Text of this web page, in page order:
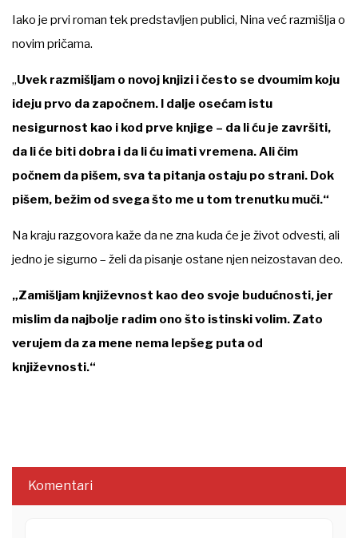
Iako je prvi roman tek predstavljen publici, Nina već razmišlja o
novim pričama.
„Uvek razmišljam o novoj knjizi i često se dvoumim koju
ideju prvo da započnem. I dalje osećam istu
nesigurnost kao i kod prve knjige – da li ću je završiti,
da li će biti dobra i da li ću imati vremena. Ali čim
počnem da pišem, sva ta pitanja ostaju po strani. Dok
pišem, bežim od svega što me u tom trenutku muči.“
Na kraju razgovora kaže da ne zna kuda će je život odvesti, ali
jedno je sigurno – želi da pisanje ostane njen neizostavan deo.
„Zamišljam književnost kao deo svoje budućnosti, jer
mislim da najbolje radim ono što istinski volim. Zato
verujem da za mene nema lepšeg puta od
književnosti.“
Komentari